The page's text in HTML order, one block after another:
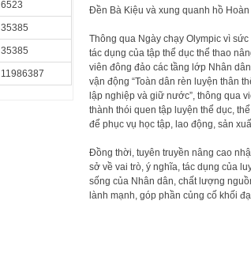
Đền Bà Kiệu và xung quanh hồ Hoàn
Thông qua Ngày chạy Olympic vì
tác dụng của tập thể dục thể thao
viên đông đảo các tầng lớp Nhân
vận động “Toàn dân rèn luyện thân
lập nghiệp và giữ nước”, thông qua
thành thói quen tập luyện thể dục,
để phục vụ học tập, lao động, sản
Đồng thời, tuyên truyền nâng cao
sở về vai trò, ý nghĩa, tác dụng của
sống của Nhân dân, chất lượng
lành mạnh, góp phần củng cố khối
6523
35385
35385
11986387